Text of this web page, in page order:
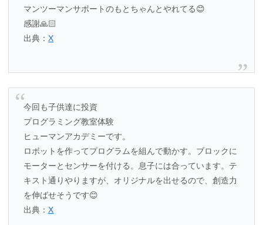
マンツーマンサポートのもとちゃんとやれてる😊
感謝🙏🏻
出典：X
今回も子供達に投資
プログラミング教室体験
ヒューマンアカデミーです。
ロボットを作ってプログラムを組んで動かす。ブロックに
モーターとセンサーを付ける。息子には合っています。テ
キスト通りやりますが、オリジナルを出せるので、創造力
を伸ばせそうです😊
出典：X